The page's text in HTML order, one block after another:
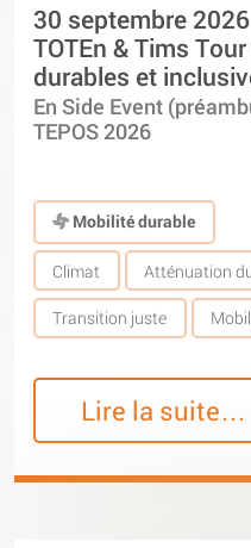
30 septembre
TOTEn & Tims
durables et
En Side Event
TEPOS 2026
Mobilité durable
Climat Atténuation
Transition juste
Lire la suite…